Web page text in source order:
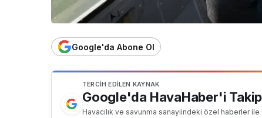
Google'da Abone Ol
TERCIH EDILEN KAYNAK
Google'da HavaHaber'i
Havacılık ve savunma sanayiindeki özel haberler